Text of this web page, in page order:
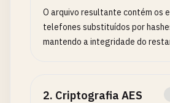
O arquivo resultante contém os
telefones substituídos por
mantendo a integridade do
2. Criptografia AES